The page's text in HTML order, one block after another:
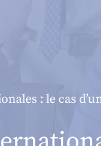
: le cas